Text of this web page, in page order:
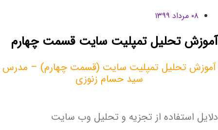
۰۸ مرداد ۱۳۹۹
آموزش تحلیل تمپلیت سایت قسمت چهارم
آموزش تحلیل تمپلیت سایت (قسمت چهارم) – مدرس
سید حسام زنوزی
دلایل استفاده از ‌تجزیه و تحلیل ‌وب سایت